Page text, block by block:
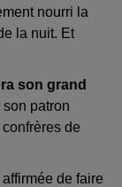
nourri la
la nuit. Et
son grand
son patron
de
de faire